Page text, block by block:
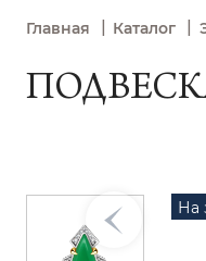
Главная | Каталог |
На